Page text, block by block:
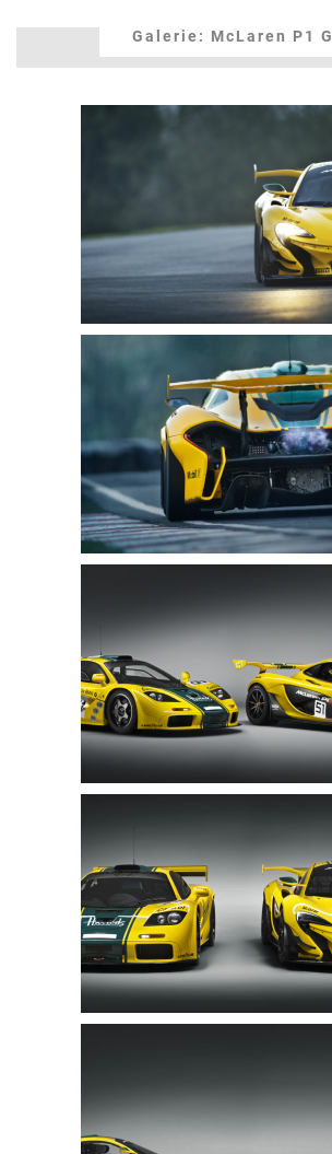
Galerie: McLaren P1